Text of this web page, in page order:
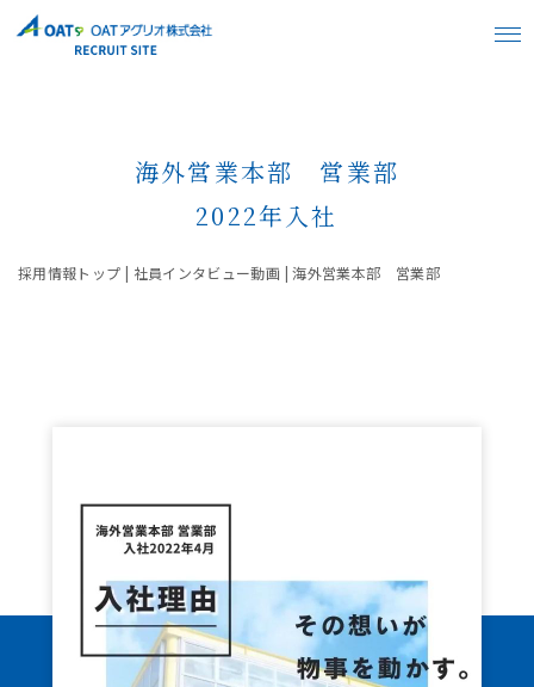
海外営業本部 営業部
2022年入社
採用情報トップ | 社員インタビュー動画 | 海外営業本部 営業部